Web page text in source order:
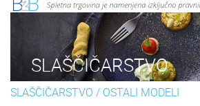
SLAŠČIČARSTVO
SLAŠČIČARSTVO / OSTALI MODELI